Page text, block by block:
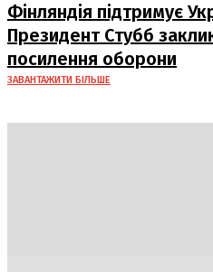
Фінляндія підтримує
Президент Стубб
посилення оборони
ЗАВАНТАЖИТИ БІЛЬШЕ